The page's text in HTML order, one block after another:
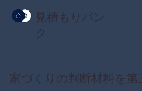
見積もりバン
ク
家づくりの判断材料を第